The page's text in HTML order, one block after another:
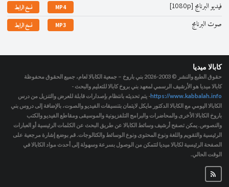
فيديو البرنامج [1080p] MP4 نسخ الرابط
صوت البرنامج MP3 نسخ الرابط
كابالا ميديا
حقوق الطبع والنشر © 2003-2026
بني باروخ – جمعية الكابالا لعام، جميع الحقوق محفوظة
كابالا ميديا هو الأرشيف الرسمي لمعهد بني بروخ كابالا للتعليم والبحث -
https://www.kabbalah.info- يتم تحديثه بانتظام بإصدارات قابلة للعرض والتنزيل من درس
الكابالا اليومي مع الكابالا الدكتور مايكل لايتمان بتنسيقات الفيديو والصوت، بالإضافة إلى دروس بني
باروخ الكابالا الأخرى والمحاضرات والبرامج التلفزيونية والموسيقى ومقاطع الفيديو والكتب
والنصوص. يمكن تصفح أرشيف وسائط الكابالا عن طريق البحث عن الكلمات الرئيسية أو العبارات
الرئيسية والتقويم واللغة ونوع المحتوى ونوع الوسائط والكتالوجات. قم بوضع إشارة مرجعية على
الصفحة الرئيسية لكابالا ميديا لتتمكن من الوصول بسرعة وسهولة إلى أحدث مواد الكابالا في
الوقت الحالي.